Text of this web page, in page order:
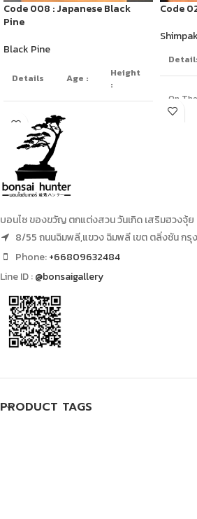
Code 008 : Japanese Black
Pine
Black Pine
Details Age :
Height
:
Multi
trunk
style
Code
On The
Rock
บอนไซ ของขวัญ ตกแต่งสวน วันเกิด เสริมฮวงจุ้ย
8/55 ถนนฉิมพลี,แขวง ฉิมพลี เขต ตลิ่งชัน กรุ
Phone:+66809632484
Line ID :@bonsaigallery
PRODUCT TAGS